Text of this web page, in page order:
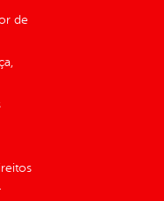
de